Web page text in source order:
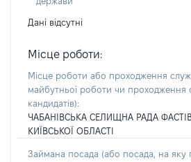
Дані відсутні
Місце роботи:
Місце роботи або проходження
майбутньої роботи чи проходження
кандидатів):
ЧАБАНІВСЬКА СЕЛИЩНА РАДА
КИЇВСЬКОЇ ОБЛАСТІ
Займана посада (або посада, на яку